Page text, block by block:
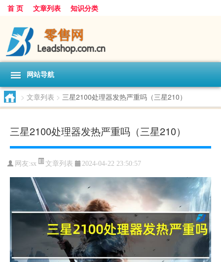
首 页 文章列表 知识分类
网站导航
> 文章列表 > 三星2100处理器发热严重吗（三星210）
三星2100处理器发热严重吗（三星210）
网友:sx 文章列表 2024-04-22 23:50:57